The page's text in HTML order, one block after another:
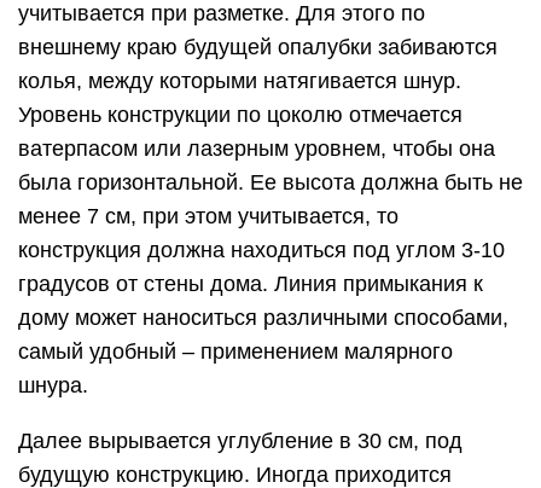
учитывается при разметке. Для этого по
внешнему краю будущей опалубки забиваются
колья, между которыми натягивается шнур.
Уровень конструкции по цоколю отмечается
ватерпасом или лазерным уровнем, чтобы она
была горизонтальной. Ее высота должна быть не
менее 7 см, при этом учитывается, то
конструкция должна находиться под углом 3-10
градусов от стены дома. Линия примыкания к
дому может наноситься различными способами,
самый удобный – применением малярного
шнура.
Далее вырывается углубление в 30 см, под
будущую конструкцию. Иногда приходится